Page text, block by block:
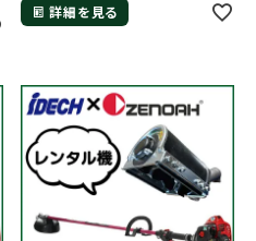
詳細を見る